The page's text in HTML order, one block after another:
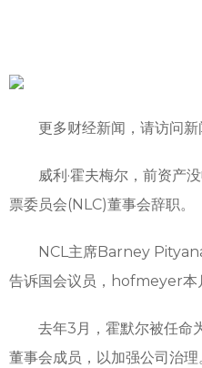
更多财经新闻，请访问新
威利·霍夫梅尔，前资产没
票委员会(NLC)董事会辞职。
NCL主席Barney Pityana
告诉国会议员，hofmeyer本
去年3月，霍默尔被任命
董事会成员，以加强公司治理